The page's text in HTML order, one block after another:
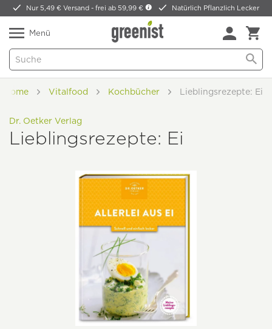
Nur 5,49 € Versand -frei ab 59,99 € Natürlich Pflanzlich Lecker
Menü
Home Vitalfood Kochbücher Lieblingsrezepte: Ei
Dr. Oetker Verlag
Lieblingsrezepte: Ei